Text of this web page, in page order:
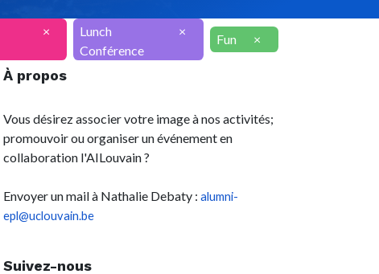
×
Lunch
Conférence
×
Fun ×
À propos
Vous désirez associer votre image à nos activités;
promouvoir ou organiser un événement en
collaboration l'AILouvain ?
Envoyer un mail à Nathalie Debaty : alumni-
epl@uclouvain.be
Suivez-nous